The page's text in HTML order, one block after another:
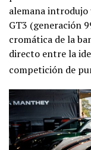
alemana introdujo
GT3 (generación
cromática de la
directo entre la
competición de